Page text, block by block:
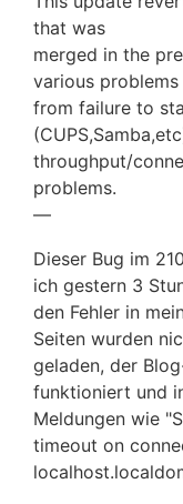
that was
merged in the
various problems
from failure to
throughput/
problems.
—
Dieser Bug im
ich gestern 3
den Fehler in
Seiten wurden
geladen, der
funktioniert und
Meldungen wie
timeout on